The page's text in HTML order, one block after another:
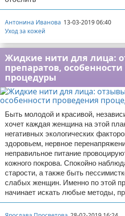
Уход за волосами
Уход за ногтями
Макияж
СПА процедуры
Парфюмерия
Прически
Разное
Уход за лицом
Условия предоставления
Отказ от ответственности
Антонина Иванова 13-03-2019 06:40
Уход за кожей
Жидкие нити для лица:
препаратов,
процедуры
Быть молодой и красивой,
хочет каждая женщина на этой
негативных экологических
здоровьем, нервное
неправильное питание
кожного покрова. Спокойно
старости, а также быть
слабых женщин. Именно по этой
начинает искать любые методы,